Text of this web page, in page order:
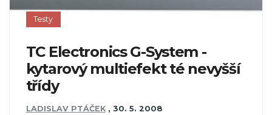
Testy
TC Electronics G-System -
kytarový multiefekt té nevyšší
třídy
LADISLAV PTÁČEK , 30. 5. 2008